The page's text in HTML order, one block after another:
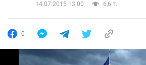
14.07.2015 13:00
6,6 т.
0